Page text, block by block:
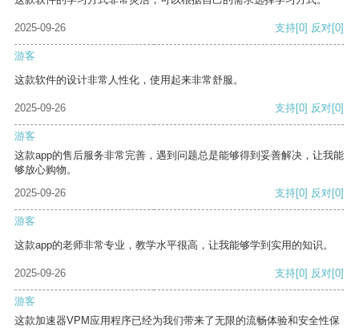
2025-09-26 支持[0] 反对[0]
游客
这款软件的设计非常人性化，使用起来非常舒服。
2025-09-26 支持[0] 反对[0]
游客
这款app的售后服务非常完善，遇到问题总是能够得到妥善解决，让我能
够放心购物。
2025-09-26
支持[0] 反对[0]
游客
这款app的老师非常专业，教学水平很高，让我能够学到实用的知识。
2025-09-26 支持[0] 反对[0]
游客
这款加速器VPM应用程序已经为我们带来了无限的流畅体验和安全性保